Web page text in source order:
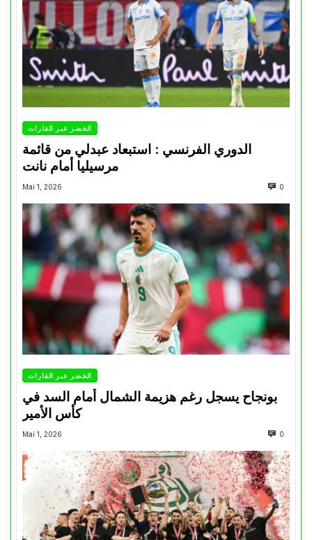
الخضر عبر القارات
الدوري الفرنسي : استبعاد عبدلي من قائمة
مرسيليا أمام نانت
Mai 1, 2026 0
الخضر عبر القارات
بونجاح يسجل رغم هزيمة الشمال أمام السد في
كأس الأمير
Mai 1, 2026 0